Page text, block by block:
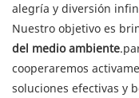
alegría y diversión
Nuestro objetivo es
del medio ambiente
cooperaremos
soluciones efectivas y